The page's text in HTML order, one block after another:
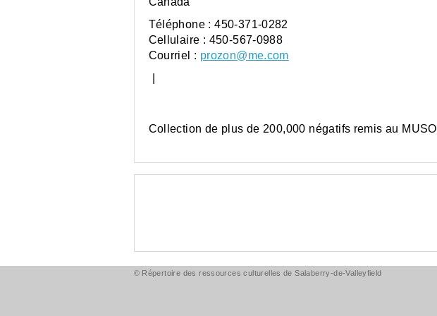
Téléphone :450-371-0282
Cellulaire : 450-567-0988
Courriel : prozon@me.com
Collection de plus de 200,000 négatifs remis au MUSO
© Répertoire des ressources culturelles de Salaberry-de-Valleyfield